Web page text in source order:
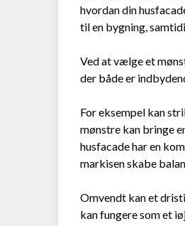
hvordan din
til en bygning,
Ved at vælge et
der både er
For eksempel kan
mønstre kan bringe
husfacade har en
markisen skabe
Omvendt kan et
kan fungere som et